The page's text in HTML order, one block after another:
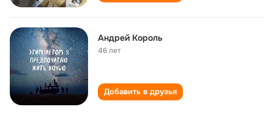
Андрей Король
46 лет
Добавить в друзья